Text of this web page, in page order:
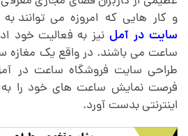
ح
ی
س
و کار هایی که امروزه می توانند .
سایت در آملنیز به فعالیت خود
ساعت می باشند. در واقع یک مغازه
طراحی سایت فروشگاه ساعت در
فرصت نمایش ساعت های خود را به
اینترنتی بدست آورد.